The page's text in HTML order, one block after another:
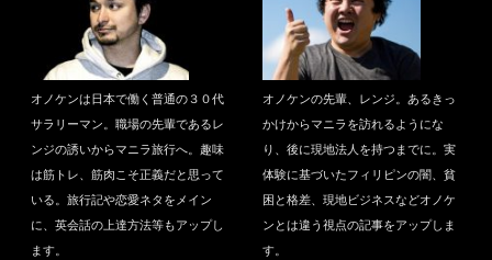
オノケンは日本で働く普通の３０代
サラリーマン。職場の先輩であるレ
ンジの誘いからマニラ旅行へ。趣味
は筋トレ、筋肉こそ正義だと思って
いる。旅行記や恋愛ネタをメイン
に、英会話の上達方法等もアップし
ます。
オノケンの先輩、レンジ。あるきっ
かけからマニラを訪れるようにな
り、後に現地法人を持つまでに。実
体験に基づいたフィリピンの闇、貧
困と格差、現地ビジネスなどオノケ
ンとは違う視点の記事をアップしま
す。